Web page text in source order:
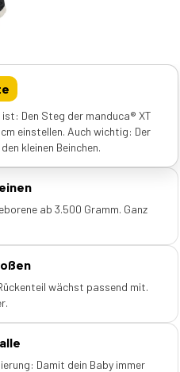
Den Steg der manduca® XT
einstellen. Auch wichtig: Der
kleinen Beinchen.
ab 3.500 Gramm. Ganz
wächst passend mit.
Damit dein Baby immer